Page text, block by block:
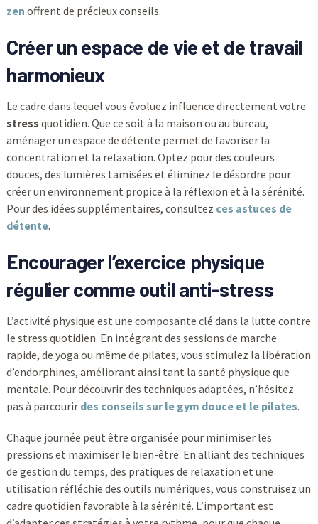
zen offrent de précieux conseils.
Créer un espace de vie et de travail
harmonieux
Le cadre dans lequel vous évoluez influence directement votre
stress quotidien. Que ce soit à la maison ou au bureau,
aménager un espace de détente permet de favoriser la
concentration et la relaxation. Optez pour des couleurs
douces, des lumières tamisées et éliminez le désordre pour
créer un environnement propice à la réflexion et à la sérénité.
Pour des idées supplémentaires, consultez ces astuces de
détente.
Encourager l’exercice physique
régulier comme outil anti-stress
L’activité physique est une composante clé dans la lutte contre
le stress quotidien. En intégrant des sessions de marche
rapide, de yoga ou même de pilates, vous stimulez la libération
d’endorphines, améliorant ainsi tant la santé physique que
mentale. Pour découvrir des techniques adaptées, n’hésitez
pas à parcourir des conseils sur le gym douce et le pilates.
Chaque journée peut être organisée pour minimiser les
pressions et maximiser le bien-être. En alliant des techniques
de gestion du temps, des pratiques de relaxation et une
utilisation réfléchie des outils numériques, vous construisez un
cadre quotidien favorable à la sérénité. L’important est